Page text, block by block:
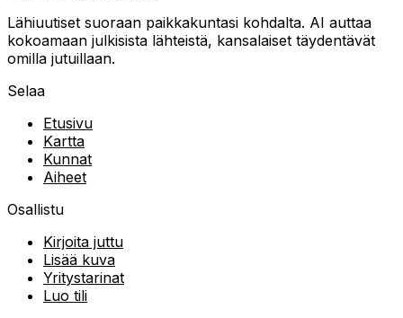
Lähiuutiset suoraan paikkakuntasi kohdalta. AI auttaa
kokoamaan julkisista lähteistä, kansalaiset täydentävät
omilla jutuillaan.
Selaa
Etusivu
Kartta
Kunnat
Aiheet
Osallistu
Kirjoita juttu
Lisää kuva
Yritystarinat
Luo tili